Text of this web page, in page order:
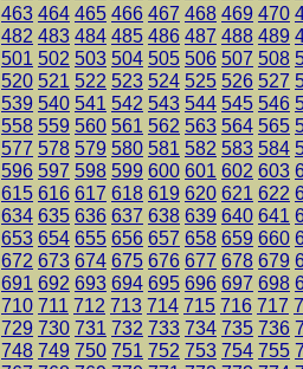
463 464 465 466 467 468 469 470
482 483 484 485 486 487 488 489
501 502 503 504 505 506 507 508
520 521 522 523 524 525 526 527
539 540 541 542 543 544 545 546
558 559 560 561 562 563 564 565
577 578 579 580 581 582 583 584
596 597 598 599 600 601 602 603
615 616 617 618 619 620 621 622
634 635 636 637 638 639 640 641
653 654 655 656 657 658 659 660
672 673 674 675 676 677 678 679
691 692 693 694 695 696 697 698
710 711 712 713 714 715 716 717
729 730 731 732 733 734 735 736
748 749 750 751 752 753 754 755